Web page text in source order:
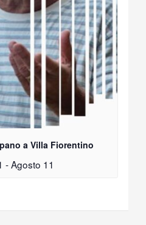
a Villa Fiorentino
-Agosto 11